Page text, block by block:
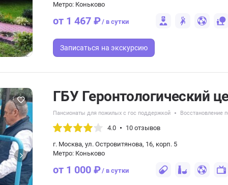
Метро: Коньково
от 1 467 ₽/ в сутки
Записаться на экскурсию
ГБУ Геронтологический
Пансионаты для пожилых с гос поддержкой Восстановление
4.0 10 отзывов
г. Москва, ул. Островитянова, 16, корп. 5
Метро: Коньково
от 1 000 ₽/ в сутки